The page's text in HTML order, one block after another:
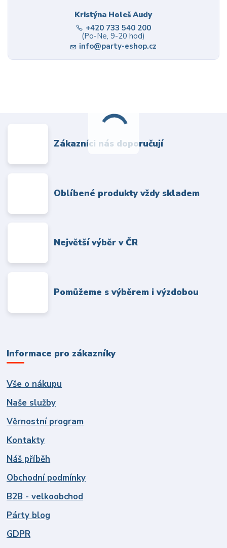
Kristýna Holeš Audy
+420 733 540 200
(Po-Ne, 9-20 hod)
info@party-eshop.cz
Zákazníci nás doporučují
Oblíbené produkty vždy skladem
Největší výběr v ČR
Pomůžeme s výběrem i výzdobou
Informace pro zákazníky
Vše o nákupu
Naše služby
Věrnostní program
Kontakty
Náš příběh
Obchodní podmínky
B2B - velkoobchod
Párty blog
GDPR